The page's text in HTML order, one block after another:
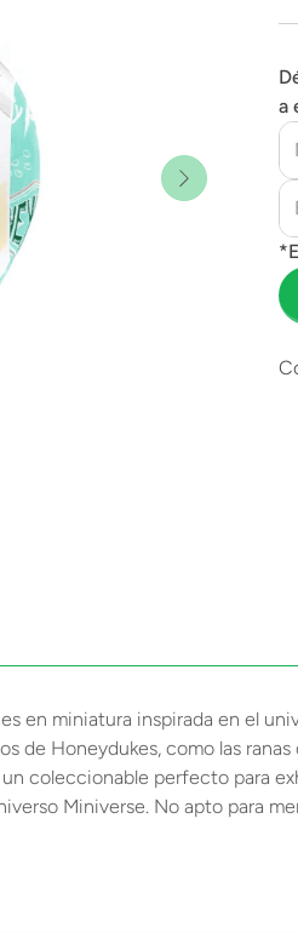
a
en miniatura inspirada en el
de Honeydukes, como las
coleccionable perfecto para
Miniverse. No apto para